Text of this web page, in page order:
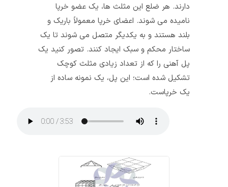
دارند. هر ضلع این مثلث‌ ها، یک عضو خرپا
نامیده می‌ شوند. اعضای خرپا معمولاً باریک و
بلند هستند و به یکدیگر متصل می‌ شوند تا یک
ساختار محکم و سبک ایجاد کنند. تصور کنید یک
پل آهنی را که از تعداد زیادی مثلث کوچک
تشکیل شده است؛ این پل، یک نمونه ساده از
یک خرپاست.